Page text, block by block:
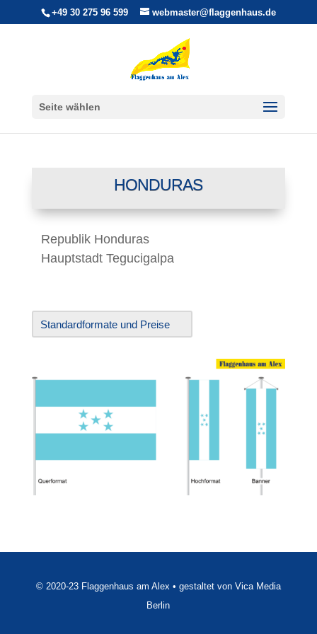
+49 30 275 96 599 webmaster@flaggenhaus.de
Seite wählen
HONDURAS
Republik Honduras
Hauptstadt Tegucigalpa
Standardformate und Preise
© 2020-23 Flaggenhaus am Alex • gestaltet von Vica Media
Berlin